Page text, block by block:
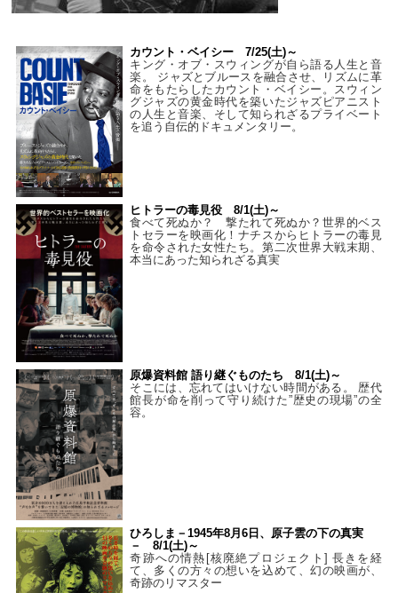
カウント・ベイシー 7/25(土)～
キング・オブ・スウィングが自ら語る人生と音
楽。 ジャズとブルースを融合させ、リズムに革
命をもたらしたカウント・ベイシー。スウィン
グジャズの黄金時代を築いたジャズピアニスト
の人生と音楽、そして知られざるプライベート
を追う自伝的ドキュメンタリー。
ヒトラーの毒見役 8/1(土)～
食べて死ぬか？ 撃たれて死ぬか？世界的ベス
トセラーを映画化！ナチスからヒトラーの毒見
を命令された女性たち。第二次世界大戦末期、
本当にあった知られざる真実
原爆資料館 語り継ぐものたち 8/1(土)～
そこには、忘れてはいけない時間がある。 歴代
館長が命を削って守り続けた”歴史の現場”の全
容。
ひろしま－1945年8月6日、原子雲の下の真実
－ 8/1(土)～
奇跡への情熱[核廃絶プロジェクト] 長きを経
て、多くの方々の想いを込めて、幻の映画が、
奇跡のリマスター